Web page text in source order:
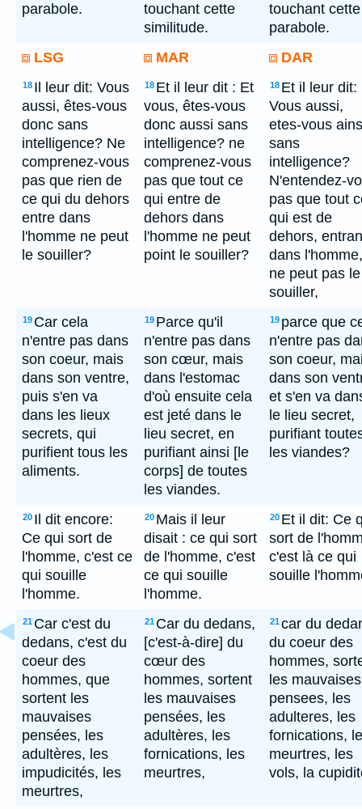
parabole.
touchant cette
similitude.
touchant cette
parabole.
LSG
MAR DAR
18 Il leur dit: Vous
aussi, êtes-vous
donc sans
intelligence? Ne
comprenez-vous
pas que rien de
ce qui du dehors
entre dans
l'homme ne peut
le souiller?
18 Et il leur dit : Et
vous, êtes-vous
donc aussi sans
intelligence? ne
comprenez-vous
pas que tout ce
qui entre de
dehors dans
l'homme ne peut
point le souiller?
18 Et il leur dit:
Vous aussi,
etes-vous
sans
intelligence?
N'entendez-
pas que tout
qui est de
dehors,
dans l'homme,
ne peut pas le
souiller,
19 Car cela
n'entre pas dans
son coeur, mais
dans son ventre,
puis s'en va
dans les lieux
secrets, qui
purifient tous les
aliments.
19 Parce qu'il
n'entre pas dans
son cœur, mais
dans l'estomac
d'où ensuite cela
est jeté dans le
lieu secret, en
purifiant ainsi [le
corps] de toutes
les viandes.
19 parce que
n'entre pas
son coeur,
dans son
et s'en va
le lieu secret,
purifiant
les viandes?
20 Il dit encore:
Ce qui sort de
l'homme, c'est ce
qui souille
l'homme.
20 Mais il leur
disait : ce qui sort
de l'homme, c'est
ce qui souille
l'homme.
20 Et il dit: Ce
sort de
c'est là ce qui
souille
21 Car c'est du
dedans, c'est du
coeur des
hommes, que
sortent les
mauvaises
pensées, les
adultères, les
impudicités, les
meurtres,
21 Car du dedans,
[c'est-à-dire] du
cœur des
hommes, sortent
les mauvaises
pensées, les
adultères, les
fornications, les
meurtres,
21car du
du coeur des
hommes,
les mauvaises
pensees, les
adulteres, les
fornications,
meurtres, les
vols, la